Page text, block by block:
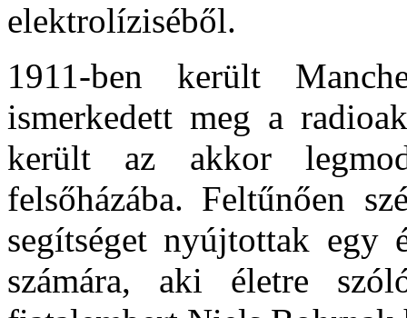
elektrolíziséből.
1911-ben került
ismerkedett meg a
került az akkor
felsőházába. Feltűnően
segítséget nyújtottak egy
számára, aki életre